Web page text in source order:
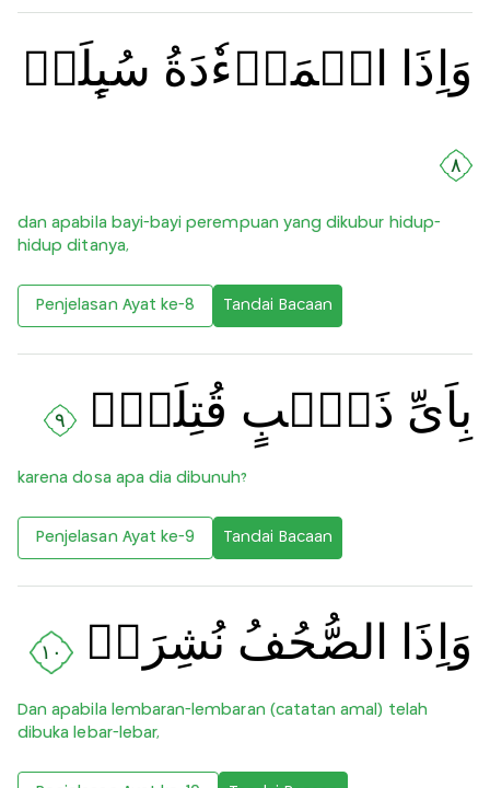
وَاِذَا الۡمَوۡءٗدَةُ سُٮِٕلَتۡ
٨
dan apabila bayi-bayi perempuan yang dikubur hidup-
hidup ditanya,
Penjelasan Ayat ke-8 Tandai Bacaan
بِاَىِّ ذَنۡۢبٍ قُتِلَتۡ‌ۚ ٩
karena dosa apa dia dibunuh?
Penjelasan Ayat ke-9 Tandai Bacaan
وَاِذَا الصُّحُفُ نُشِرَتۡ ١٠
Dan apabila lembaran-lembaran (catatan amal) telah
dibuka lebar-lebar,